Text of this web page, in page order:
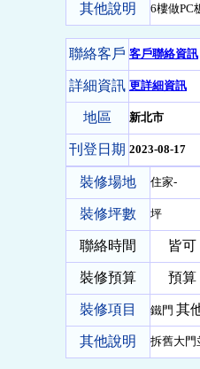
其他說明 6樓做PC
聯絡客戶 客戶聯絡資訊
詳細資訊 更詳細資訊
地區 新北市
刊登日期 2023-08-17
裝修場地 住家-
裝修坪數 坪
聯絡時間 皆可
裝修預算 預算
裝修項目 鐵門 其
其他說明 拆舊大門